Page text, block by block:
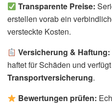
Transparente Preise:
erstellen vorab ein
versteckte Kosten.
Versicherung & Haftung:
haftet für Schäden und
Transportversicherung.
Bewertungen prüfen: